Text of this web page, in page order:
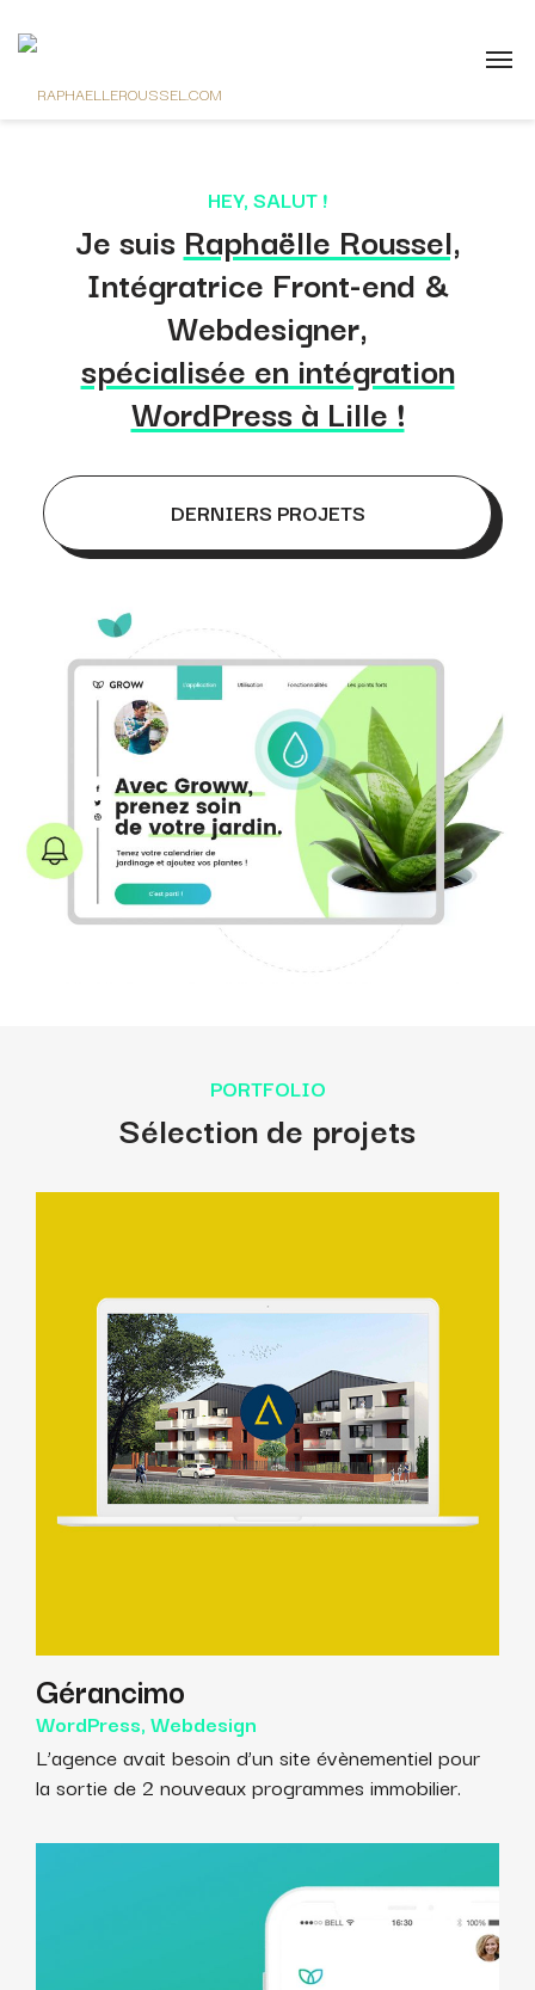
HEY, SALUT !
Je suis Raphaëlle Roussel,
Intégratrice Front-end &
Webdesigner,
spécialisée en intégration
WordPress à Lille !
DERNIERS PROJETS
PORTFOLIO
Sélection de projets
Gérancimo
WordPress, Webdesign
L’agence avait besoin d’un site évènementiel pour
la sortie de 2 nouveaux programmes immobilier.